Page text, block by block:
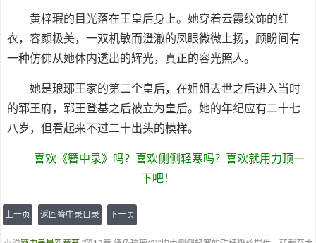
黄梓瑕的目光落在王皇后身上。她穿着云霞纹饰的红
衣，容颜极美，一双机敏而澄澈的凤眼微微上扬，顾盼间有
一种仿佛从她体内透出的辉光，真正的容光照人。
她是琅琊王家的第二个皇后，在姐姐去世之后进入当时
的郓王府，郓王登基之后被立为皇后。她的年纪应有二十七
八岁，但看起来不过二十出头的模样。
喜欢《簪中录》吗？喜欢侧侧轻寒吗？喜欢就用力顶一
下吧！
上一页 返回簪中录目录 下一页